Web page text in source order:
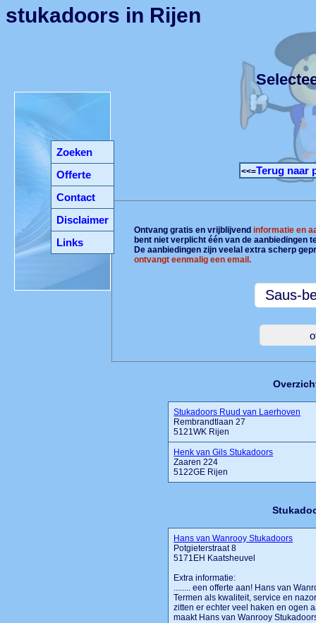
Zoeken
Offerte
Contact
Disclaimer
Links
stukadoors in Rijen
<<=Terug naar
Ontvang gratis en vrijblijvendinformatie en
bent niet verplicht één van de aanbiedingen
De aanbiedingen zijn veelal extra scherp
ontvangt eenmalig een email.
Stukadoors Ruud van Laerhoven
Rembrandtlaan 27
5121WK Rijen
Henk van Gils Stukadoors
Zaaren 224
5122GE Rijen
Hans van Wanrooy Stukadoors
Potgieterstraat 8
5171EH Kaatsheuvel
Extra informatie:
........ een offerte aan! Hans van
Termen als kwaliteit, service en
zitten er echter veel haken en ogen
maakt Hans van Wanrooy